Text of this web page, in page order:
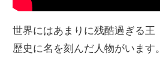
世界にはあまりに残酷過ぎる王
歴史に名を刻んだ人物がいます。